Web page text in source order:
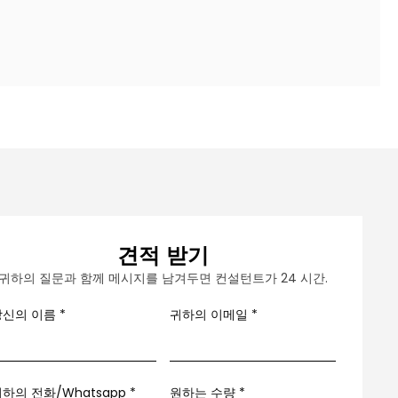
견적 받기
하의 질문과 함께 메시지를 남겨두면 컨설턴트가 24 시간.
의 이름 * 귀하의 이메일 *
하의 전화/Whatsapp * 원하는 수량 *